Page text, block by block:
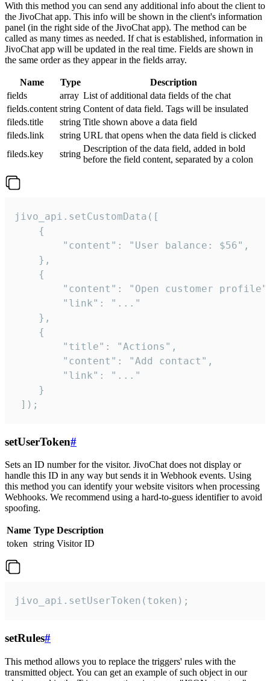
With this method you can send any additional info about the client to
the JivoChat app. This info will be shown in the client's information
panel (in the right side of the JivoChat app). The method can be
called as many times as needed. If chat is established, information in
JivoChat app will be updated in the real time. Fields are shown in
the same order as they appear in the fields array.
Name Type
Description
fields
array List of additional data fields of the chat
fields.content string Content of data field. Tags will be insulated
fileds.title
string Title shown above a data field
fileds.link
string URL that opens when the data field is clicked
fileds.key
string
Description of the data field, added in bold
before the field content, separated by a colon
jivo_api.setCustomData([
    {
        "content": "User balance: $56",
    },
    {
"content": "Open customer
        "link": "..."
    },
    {
        "title": "Actions",
        "content": "Add contact",
        "link": "..."
    }
]);
setUserToken#
Sets an ID number for the visitor. JivoChat does not display or
handle this ID in any way but sends it in Webhook events. Using
this method you can identify your website visitors when processing
Webhooks. We recommend using a hard-to-guess identifier to avoid
spoofing.
Name Type Description
token string Visitor ID
jivo_api.setUserToken(token);
setRules#
This method allows you to replace the triggers' rules with the
transmitted object. You can get an example of such object in our